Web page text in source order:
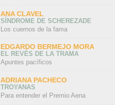
ANA CLAVEL
SÍNDROME DE SCHEREZADE
Los cuernos de la fama
EDGARDO BERMEJO MORA
EL REVÉS DE LA TRAMA
Apuntes pacíficos
ADRIANA PACHECO
TROYANAS
Para entender el Premio Aena